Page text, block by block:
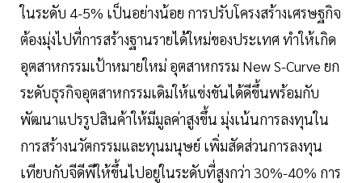
ในระดับ 4-5% เป็นอย่างน้อย การปรับโครงสร้างเศรษฐกิจ
ต้องมุ่งไปที่การสร้างฐานรายได้ใหม่ของประเทศ ทำให้เกิด
อุตสาหกรรมเป้าหมายใหม่ อุตสาหกรรม New S-Curve ยก
ระดับธุรกิจอุตสาหกรรมเดิมให้แข่งขันได้ดีขึ้นพร้อมกับ
พัฒนาแปรรูปสินค้าให้มีมูลค่าสูงขึ้น มุ่งเน้นการลงทุนใน
การสร้างนวัตกรรมและทุนมนุษย์ เพิ่มสัดส่วนการลงทุน
เทียบกับจีดีพีให้ขึ้นไปอยู่ในระดับที่สูงกว่า 30%-40% การ